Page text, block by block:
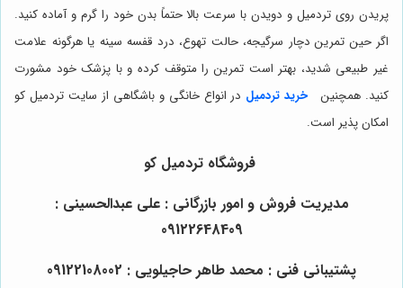
پریدن روی تردمیل و دویدن با سرعت بالا حتماً بدن خود را گرم و آماده کنید.
اگر حین تمرین دچار سرگیجه، حالت تهوع، درد قفسه سینه یا هرگونه علامت
غیر طبیعی شدید، بهتر است تمرین را متوقف کرده و با پزشک خود مشورت
کنید. همچنین
خرید تردمیل در انواع خانگی و باشگاهی از سایت تردمیل کو
امکان پذیر است.
فروشگاه تردمیل کو
مدیریت فروش و امور بازرگانی : علی عبدالحسینی :
09122648409
پشتیبانی فنی : محمد طاهر حاجیلویی : 09122108002